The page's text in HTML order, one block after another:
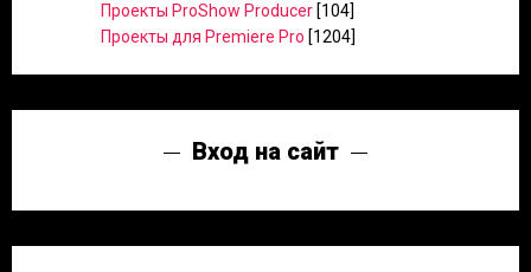
Проекты ProShow Producer [104]
Проекты для Premiere Pro [1204]
Вход на сайт